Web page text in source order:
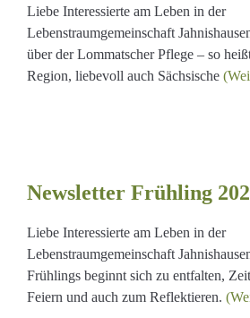
Liebe Interessierte am Leben in der
Lebenstraumgemeinschaft
über der Lommatscher Pflege – so
Region, liebevoll auch Sächsische
Newsletter Frühling
Liebe Interessierte am Leben in der
Lebenstraumgemeinschaft
Frühlings beginnt sich zu entfalten,
Feiern und auch zum Reflektieren.